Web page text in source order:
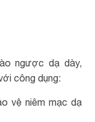
ngược dạ dày,
công dụng:
vệ niêm mạc dạ